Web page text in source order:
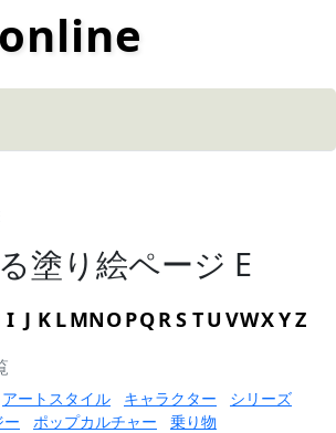
塗り絵ページ E
I J K LMNOPQRS TU VWXYZ
アートスタイル キャラクター
シリーズ
ー ポップカルチャー
乗り物